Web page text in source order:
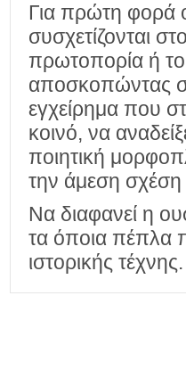
Για πρώτη φορά
συσχετίζονται
πρωτοπορία ή
αποσκοπώντας
εγχείρημα που
κοινό, να
ποιητική
την άμεση σχέση
Να διαφανεί η
τα όποια πέπλα
ιστορικής τέχνης.